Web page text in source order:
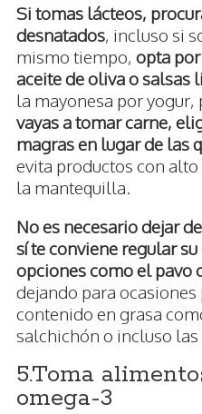
Si tomas lácteos,
desnatados, incluso si
mismo tiempo, opta
aceite de oliva o salsas
la mayonesa por yogur,
vayas a tomar carne,
magras en lugar de las
evita productos con
la mantequilla.
No es necesario dejar
sí te conviene regular
opciones como el pavo
dejando para
contenido en grasa
salchichón o incluso las
5.Toma
omega-3